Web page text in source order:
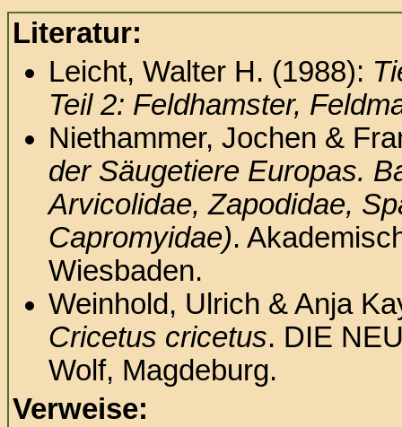
Literatur:
Leicht, Walter H. (1988):
Teil 2: Feldhamster,
Niethammer, Jochen &
der Säugetiere Europas.
Arvicolidae, Zapodidae,
Capromyidae).
Wiesbaden.
Weinhold, Ulrich & Anja
Cricetus cricetus. DIE
Wolf, Magdeburg.
Verweise: